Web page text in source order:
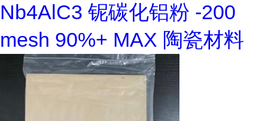
Nb4AlC3 铌碳化铝粉 -200
mesh 90%+ MAX 陶瓷材料